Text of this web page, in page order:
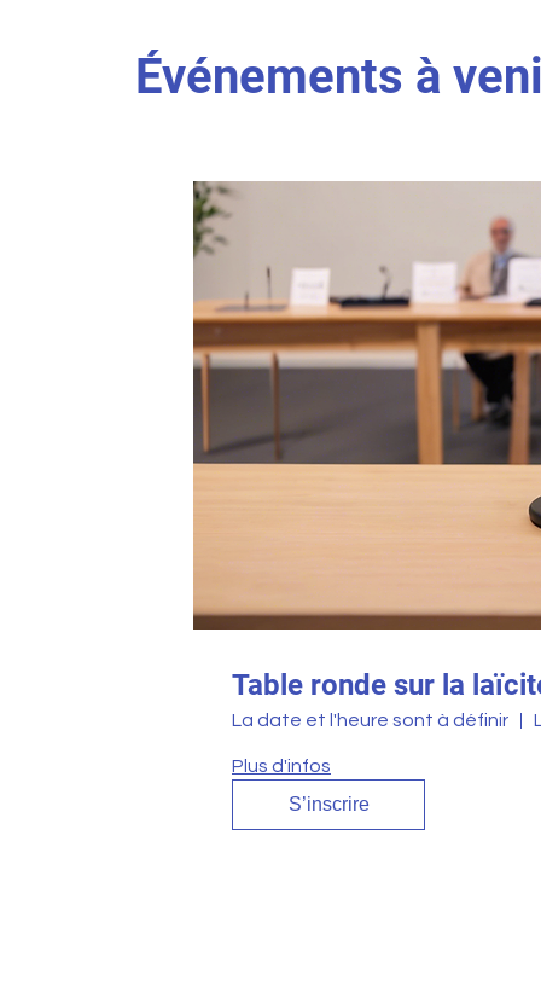
Événements à
Table ronde sur la
La date et l'heure sont à définir
Plus d'infos
S’inscrire